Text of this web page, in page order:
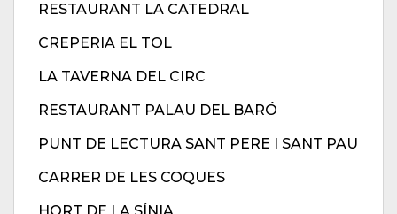
RESTAURANT LA CATEDRAL
CREPERIA EL TOL
LA TAVERNA DEL CIRC
RESTAURANT PALAU DEL BARÓ
PUNT DE LECTURA SANT PERE I SANT PAU
CARRER DE LES COQUES